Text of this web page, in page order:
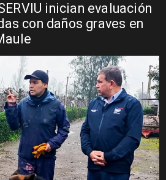
inician evaluación
con daños graves en